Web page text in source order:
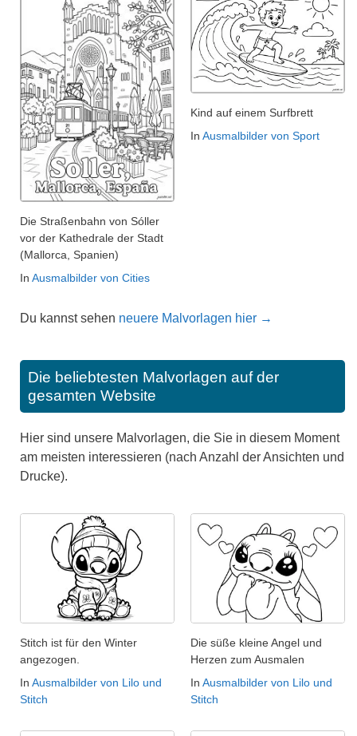
Die Straßenbahn von Sóller
vor der Kathedrale der Stadt
(Mallorca, Spanien)
In Ausmalbilder von Cities
Kind auf einem Surfbrett
In Ausmalbilder von Sport
Du kannst sehen neuere Malvorlagen hier →
Die beliebtesten Malvorlagen auf der
gesamten Website
Hier sind unsere Malvorlagen, die Sie in diesem Moment
am meisten interessieren (nach Anzahl der Ansichten und
Drucke).
Stitch ist für den Winter
angezogen.
In Ausmalbilder von Lilo und
Stitch
Die süße kleine Angel und
Herzen zum Ausmalen
In Ausmalbilder von Lilo und
Stitch